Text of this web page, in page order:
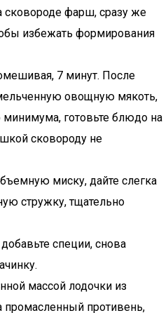
фарш, сразу же
избежать формирования
7 минут. После
овощную мякоть,
минимума, готовьте блюдо на
сковороду не
миску, дайте слегка
стружку, тщательно
специи, снова
массой лодочки из
промасленный противень,